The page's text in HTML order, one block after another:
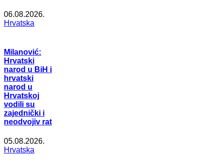
06.08.2026.
Hrvatska
Milanović:
Hrvatski
narod u BiH i
hrvatski
narod u
Hrvatskoj
vodili su
zajednički i
neodvojiv rat
05.08.2026.
Hrvatska